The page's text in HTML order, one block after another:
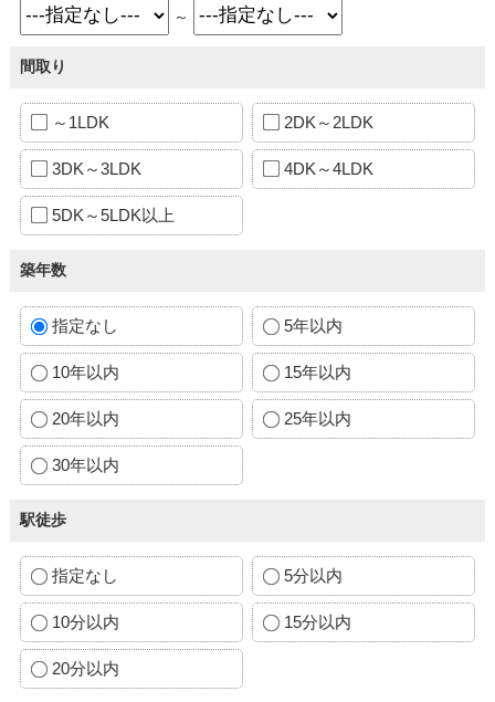
～
間取り
～1LDK 2DK～2LDK
3DK～3LDK 4DK～4LDK
5DK～5LDK以上
築年数
指定なし 5年以内
10年以内 15年以内
20年以内 25年以内
30年以内
駅徒歩
指定なし 5分以内
10分以内 15分以内
20分以内